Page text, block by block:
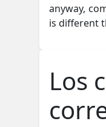
anyway,
is different
Los